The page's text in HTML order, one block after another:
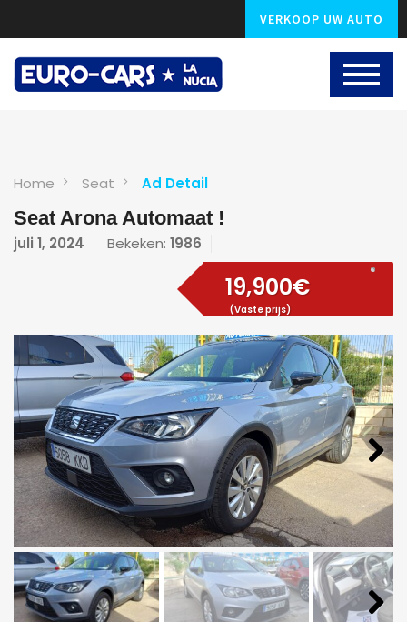
VERKOOP UW AUTO
Home Seat Ad Detail
Seat Arona Automaat !
juli 1, 2024 Bekeken: 1986
19,900€
(Vaste prijs)